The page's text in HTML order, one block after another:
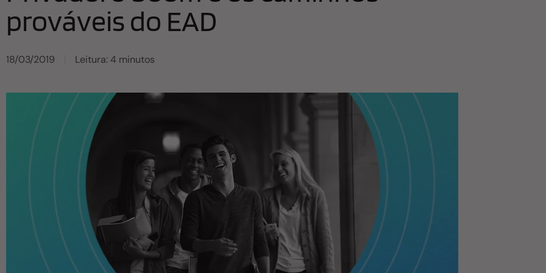
prováveis do EAD
18/03/2019 Leitura: 4 minutos